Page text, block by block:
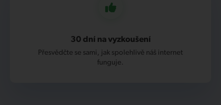
30 dní na vyzkoušení
Přesvědčte se sami, jak spolehlivě náš internet
funguje.